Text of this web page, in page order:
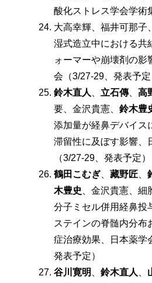
酸化ストレス学会学術
大高幸輝、福井可那子、
湿式造立中における共
ォーマーや崩壊剤の影
会（3/27-29、発表予定
鈴木直人
立石傳、 高
要、金沢貴憲、 鈴木豊
添加量が経鼻デバイス
滞留性に及ぼす影響、
（3/27-29、発表予定）
鶴田こむぎ、 藏野匠、
木豊史 、金沢貴憲、
分子ミセル併用経鼻投
ステインの脊髄内分布
症治療効果、日本薬学
発表予定）
谷川寛明
鈴木直人